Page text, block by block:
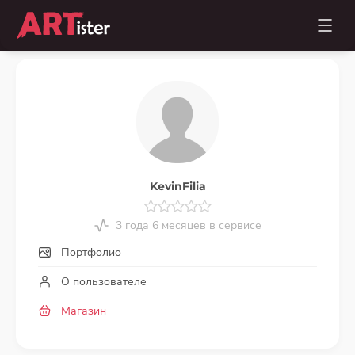
KevinFilia
3 года 6 месяцев в сервисе
Портфолио
О пользователе
Магазин